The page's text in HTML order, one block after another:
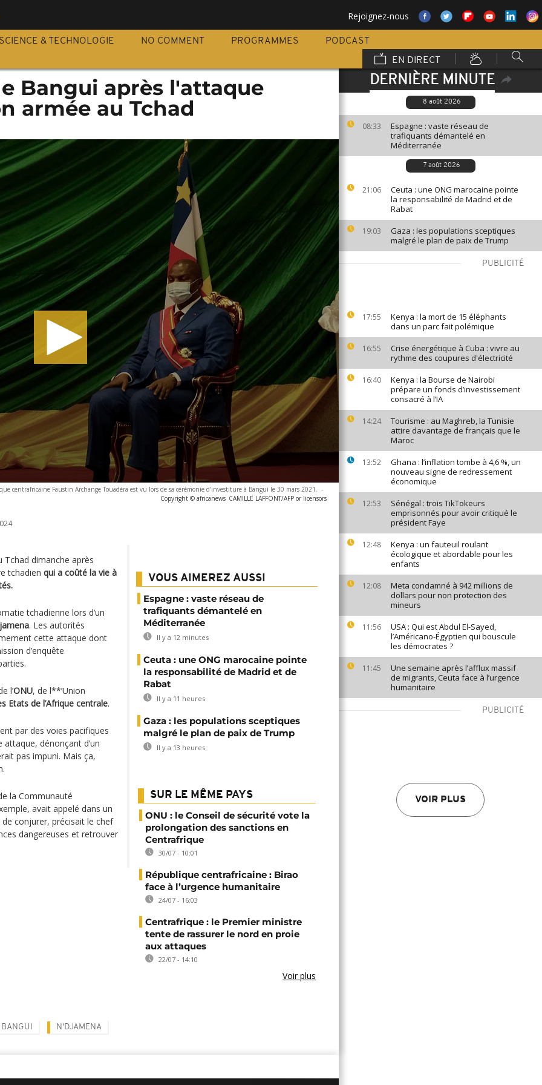
Rejoignez-nous
SCIENCE & TECHNOLOGIE NO COMMENT PROGRAMMES
PODCAST
EN DIRECT
DERNIÈRE MINUTE
8 août 2026
08:33
Espagne : vaste réseau de
trafiquants démantelé en
Méditerranée
7 août 2026
21:06
Ceuta : une ONG marocaine pointe
la responsabilité de Madrid et de
Rabat
19:03
Gaza : les populations sceptiques
malgré le plan de paix de Trump
PUBLICITÉ
17:55
Kenya : la mort de 15 éléphants
dans un parc fait polémique
16:55
Crise énergétique à Cuba : vivre au
rythme des coupures d'électricité
16:40
Kenya : la Bourse de Nairobi
prépare un fonds d’investissement
consacré à l’IA
14:24
Tourisme : au Maghreb, la Tunisie
attire davantage de français que le
Maroc
13:52
Ghana : l’inflation tombe à 4,6 %, un
nouveau signe de redressement
économique
12:53
Sénégal : trois TikTokeurs
emprisonnés pour avoir critiqué le
président Faye
12:48
Kenya : un fauteuil roulant
écologique et abordable pour les
enfants
12:08
Meta condamné à 942 millions de
dollars pour non protection des
mineurs
11:56
USA : Qui est Abdul El-Sayed,
l’Américano-Égyptien qui bouscule
les démocrates ?
11:45
Une semaine après l’afflux massif
de migrants, Ceuta face à l’urgence
humanitaire
PUBLICITÉ
VOIR PLUS
Bangui après l'attaque
armée au Tchad
centrafricaine Faustin Archange Touadéra est vu lors de sa cérémonie d'investiture à Bangui le 30 mars 2021. -
Copyright © africanews CAMILLE LAFFONT/AFP or licensors
Tchad dimanche après
tchadien qui a coûté la vie à
tchadienne lors d’un
. Les autorités
cette attaque dont
d’enquête
l’ONU, de l**’Union
Etats de l’Afrique centrale.
par des voies pacifiques
dénonçant d’un
pas impuni. Mais ça,
la Communauté
avait appelé dans un
conjurer, précisait le chef
dangereuses et retrouver
VOUS AIMEREZ AUSSI
Espagne : vaste réseau de
trafiquants démantelé en
Méditerranée
Il y a 12 minutes
Ceuta : une ONG marocaine pointe
la responsabilité de Madrid et de
Rabat
Il y a 11 heures
Gaza : les populations sceptiques
malgré le plan de paix de Trump
Il y a 13 heures
SUR LE MÊME PAYS
ONU : le Conseil de sécurité vote la
prolongation des sanctions en
Centrafrique
30/07 - 10:01
République centrafricaine : Birao
face à l’urgence humanitaire
24/07 - 16:03
Centrafrique : le Premier ministre
tente de rassurer le nord en proie
aux attaques
22/07 - 14:10
Voir plus
BANGUI N'DJAMENA